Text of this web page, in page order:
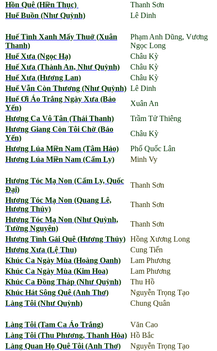
Hồn Quê (Hiền Thục)
Thanh Sơn
Huế Buồn (Như Quỳnh)
Lê Dinh
Huế Tình Xanh Mấy Thuở (Xuân
Thanh)
Phạm Anh Dũng, Vương
Ngọc Long
Huế Xưa (Ngọc Hạ)
Châu Kỳ
Huế Xưa (Thành An, Như Quỳnh)
Châu Kỳ
Huế Xưa (Hương Lan)
Châu Kỳ
Huế Vẫn Còn Thương (Như Quỳnh) Lê Dinh
Huế Ơi Áo Trắng Ngày Xưa (Bảo
Yến)
Xuân An
Hương Ca Vô Tân (Thái Thanh)
Trầm Tử Thiêng
Hương Giang Còn Tôi Chờ (Bảo
Yến)
Châu Kỳ
Hương Lúa Miền Nam (Tâm Hảo)
Phố Quốc Lân
Hương Lúa Miền Nam (Cẩm Ly)
Minh Vy
Hương Tóc Mạ Non (Cẩm Ly, Quốc
Đại)
Thanh Sơn
Hương Tóc Mạ Non (Quang Lê,
Hương Thủy)
Thanh Sơn
Hương Tóc Mạ Non (Như Quỳnh,
Tường Nguyên)
Thanh Sơn
Hương Tình Gái Quê (Hương Thủy) Hồng Xương Long
Hương Xưa (Lệ Thu)
Cung Tiến
Khúc Ca Ngày Mùa (Hoàng Oanh)
Lam Phương
Khúc Ca Ngày Mùa (Kim Hoa)
Lam Phương
Khúc Ca Đồng Tháp (Như Quỳnh)
Thu Hồ
Khúc Hát Sông Quê (Anh Thơ)
Nguyễn Trọng Tạo
Làng Tôi (Như Quỳnh)
Chung Quân
Làng Tôi (Tam Ca Áo Trắng)
Văn Cao
Làng Tôi (Thu Phương, Thanh Hòa) Hồ Bắc
Làng Quan Họ Quê Tôi (Anh Thơ)
Nguyễn Trọng Tạo